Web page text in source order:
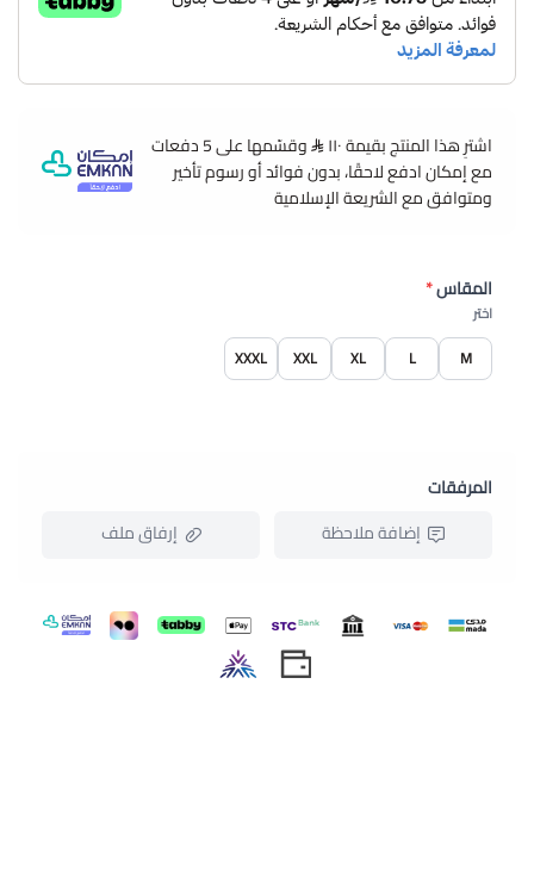
اشترِ هذا المنتج بقيمة ١١٠
وقسّمها على 5 دفعات
مع إمكان ادفع لاحقًا، بدون فوائد أو رسوم تأخير
ومتوافق مع الشريعة الإسلامية
المقاس*
اختر
M
L
XL
XXL
XXXL
المرفقات
إضافة ملاحظة
إرفاق ملف
اسحب و افلت الملف هنا
استعراض